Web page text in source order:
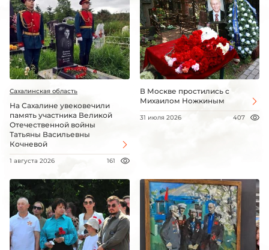
Сахалинская область
На Сахалине увековечили
память участника Великой
Отечественной войны
Татьяны Васильевны
Кочневой
1 августа 2026 161
В Москве простились с
Михаилом Ножкиным
31 июля 2026 407